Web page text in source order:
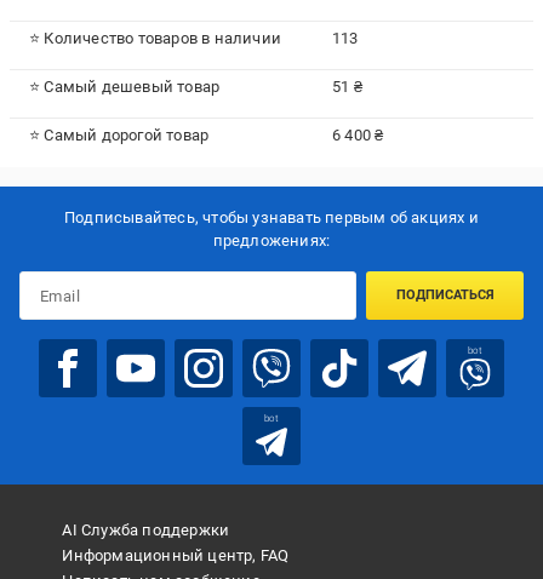
⭐ Количество товаров в наличии 113
⭐ Самый дешевый товар 51 ₴
⭐ Самый дорогой товар 6 400 ₴
Подписывайтесь, чтобы узнавать первым об акцияx и
предложениях:
ПОДПИСАТЬСЯ
bot
bot
AI Служба поддержки
Информационный центр, FAQ